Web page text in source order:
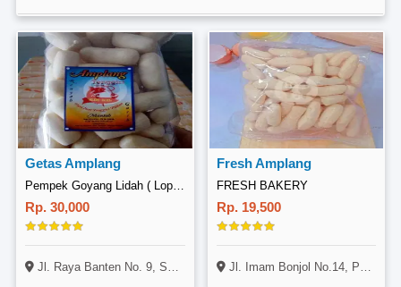
Getas Amplang
Pempek Goyang Lidah ( Lopang ), Serang
Rp. 30,000
Jl. Raya Banten No. 9, Serang, Serang
Fresh Amplang
FRESH BAKERY
Rp. 19,500
Jl. Imam Bonjol No.14, Pelabuhan, Kec. Samarinda Kota, Kota Samarinda, Kalimantan Timur 75242, Indonesia